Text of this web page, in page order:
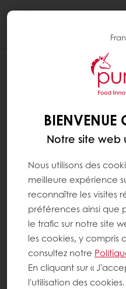
BIENVENUE
Notre site web
Nous utilisons des
meilleure expérience
reconnaître les visites
préférences ainsi que
le trafic sur notre site
les cookies, y compris
consultez notre
En cliquant sur «
l'utilisation des cookies.